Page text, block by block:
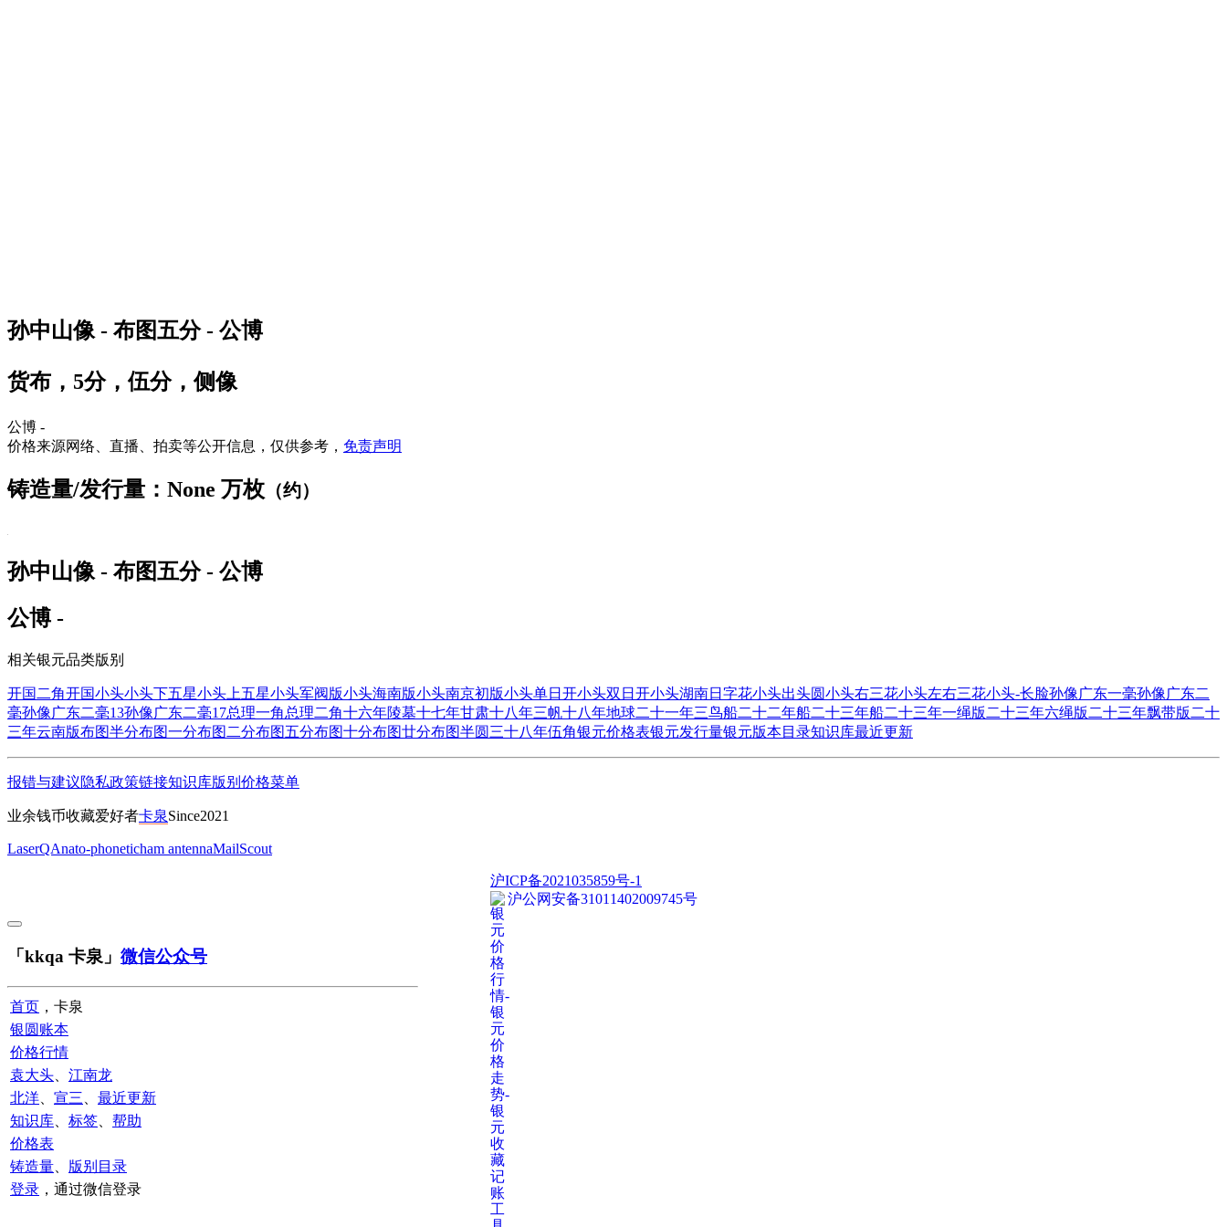
孙中山像 - 布图五分 - 公博
货布，5分，伍分，侧像
公博 -
价格来源网络、直播、拍卖等公开信息，仅供参考， 免责声明
铸造量/发行量：None 万枚 （约）
孙中山像 - 布图五分 - 公博
公博 -
相关银元品类版别
开国二角开国小头小头下五星小头上五星小头军阀版小头海南版小头南京初版小头单日开小头双日开小头湖南日字花小头出头圆小头右三花小头左右三花小头-长脸孙像广东一毫孙像广东二
毫孙像广东二毫13孙像广东二毫17总理一角总理二角十六年陵墓十七年甘肃十八年三帆十八年地球二十一年三鸟船二十二年船二十三年船二十三年一绳版 二十三年六绳版 二十三年飘带版 二十
三年云南版布图半分布图一分布图二分布图五分布图十分布图廿分布图半圆 三十八年伍角银元价格表银元发行量银元版本目录知识库最近更新
报错与建议隐私政策链接知识库版别 价格菜单
业余钱币收藏爱好者卡泉Since2021
LaserQAnato-phoneticham antennaMailScout
沪ICP备2021035859号-1
沪公网安备31011402009745号
「kkqa 卡泉」 微信公众号
首页 ，卡泉
银圆账本
价格行情
袁大头
江南龙
北洋
宣三
最近更新
知识库
标签
帮助
价格表
铸造量
版别目录
登录 ，通过微信登录